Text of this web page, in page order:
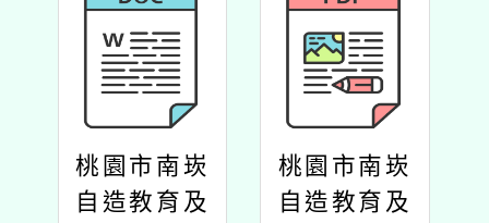
桃園市南崁
自造教育及
桃園市南崁
自造教育及